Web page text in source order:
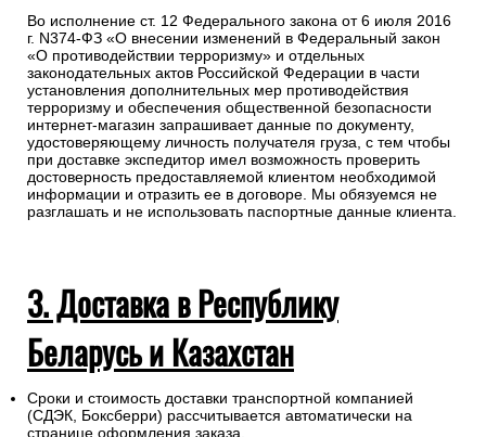
Для получении заказа в пункте выдачи ТК необходимо
предоставление паспорта.
Во исполнение ст. 12 Федерального закона от 6 июля 2016
г. N374-ФЗ «О внесении изменений в Федеральный закон
«О противодействии терроризму» и отдельных
законодательных актов Российской Федерации в части
установления дополнительных мер противодействия
терроризму и обеспечения общественной безопасности
интернет-магазин запрашивает данные по документу,
удостоверяющему личность получателя груза, с тем чтобы
при доставке экспедитор имел возможность проверить
3. Доставка в Республику
Беларусь и Казахстан